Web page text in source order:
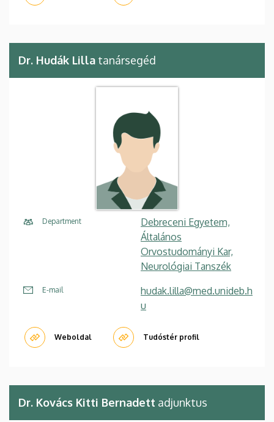
Dr. Hudák Lilla tanársegéd
Department
Debreceni Egyetem,
Általános
Orvostudományi Kar,
Neurológiai Tanszék
E-mail
hudak.lilla@med.unideb.h
u
Weboldal Tudóstér profil
Dr. Kovács Kitti Bernadett adjunktus